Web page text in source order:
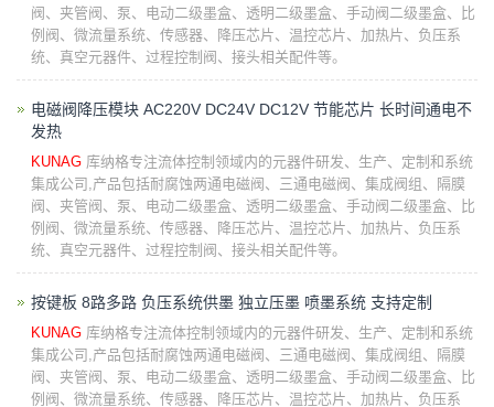
阀、夹管阀、泵、电动二级墨盒、透明二级墨盒、手动阀二级墨盒、比
例阀、微流量系统、传感器、降压芯片、温控芯片、加热片、负压系
统、真空元器件、过程控制阀、接头相关配件等。
电磁阀降压模块 AC220V DC24V DC12V 节能芯片 长时间通电不
发热
KUNAG 库纳格专注流体控制领域内的元器件研发、生产、定制和系统
集成公司,产品包括耐腐蚀两通电磁阀、三通电磁阀、集成阀组、隔膜
阀、夹管阀、泵、电动二级墨盒、透明二级墨盒、手动阀二级墨盒、比
例阀、微流量系统、传感器、降压芯片、温控芯片、加热片、负压系
统、真空元器件、过程控制阀、接头相关配件等。
按键板 8路多路 负压系统供墨 独立压墨 喷墨系统 支持定制
KUNAG 库纳格专注流体控制领域内的元器件研发、生产、定制和系统
集成公司,产品包括耐腐蚀两通电磁阀、三通电磁阀、集成阀组、隔膜
阀、夹管阀、泵、电动二级墨盒、透明二级墨盒、手动阀二级墨盒、比
例阀、微流量系统、传感器、降压芯片、温控芯片、加热片、负压系